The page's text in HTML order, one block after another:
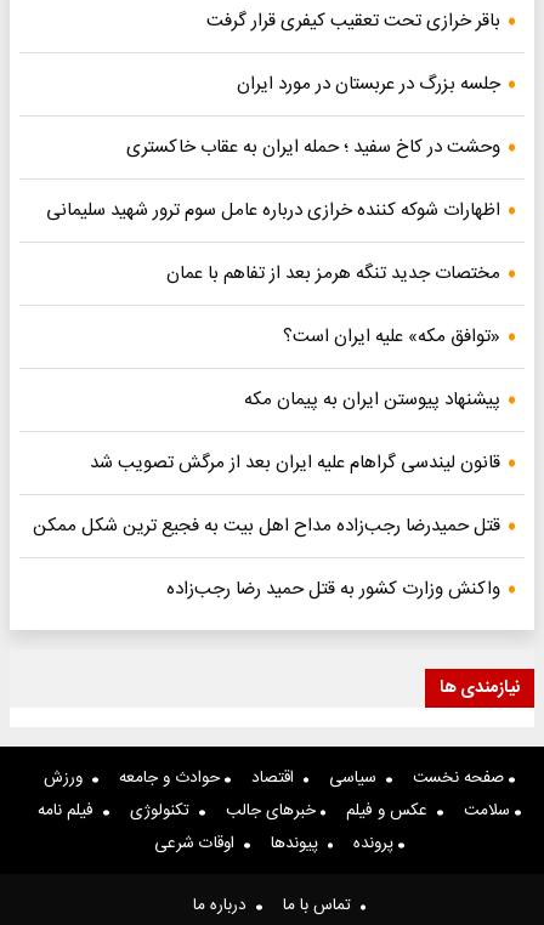
باقر خرازی تحت تعقیب کیفری قرار گرفت
جلسه بزرگ در عربستان در مورد ایران
وحشت در کاخ سفید ؛ حمله ایران به عقاب خاکستری
اظهارات شوکه کننده خرازی درباره عامل سوم ترور شهید سلیمانی
مختصات جدید تنگه هرمز بعد از تفاهم با عمان
«توافق مکه» علیه ایران است؟
پیشنهاد پیوستن ایران به پیمان مکه
قانون لیندسی گراهام علیه ایران بعد از مرگش تصویب شد
قتل حمیدرضا رجب‌زاده مداح اهل بیت به فجیع ترین شکل ممکن
واکنش وزارت کشور به قتل حمید رضا رجب‌زاده
نیازمندی ها
صفحه نخست سیاسی اقتصاد حوادث و جامعه
ورزش
سلامت
عکس و فیلم خبرهای جالب تکنولوژی
فیلم نامه
پرونده
پیوندها اوقات شرعی
تماس با ما درباره ما